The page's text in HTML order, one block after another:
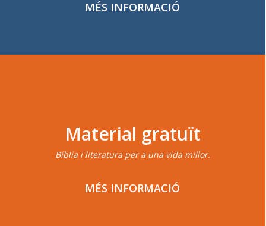
MÉS INFORMACIÓ
Material gratuït
Bíblia i literatura per a una vida millor.
MÉS INFORMACIÓ